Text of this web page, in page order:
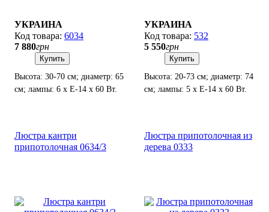
УКРАИНА
6034
7 880грн
Купить
Высота: 30-70 см; диаметр: 65
см; лампы: 6 х Е-14 х 60 Вт.
УКРАИНА
532
5 550грн
Купить
Высота: 20-73 см; диаметр: 74
см; лампы: 5 х Е-14 х 60 Вт.
Люстра кантри
припотолочная 0634/3
Люстра припотолочная из
дерева 0333